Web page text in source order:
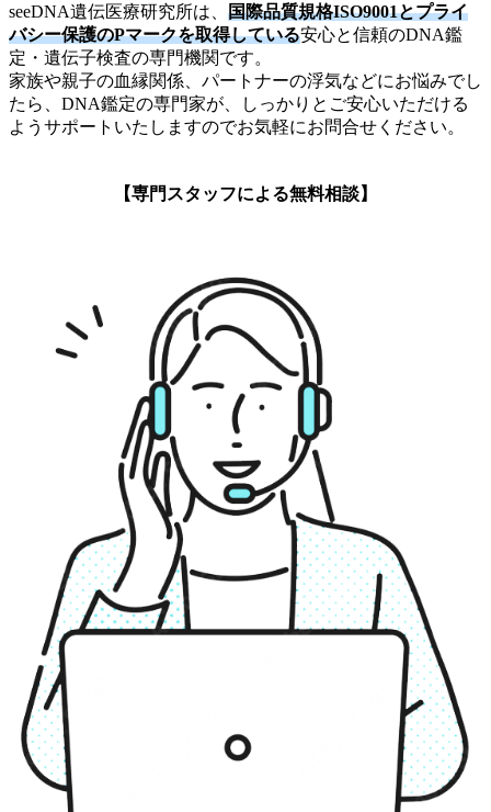
seeDNA遺伝医療研究所は、 国際品質規格ISO9001とプライ
バシー保護のPマークを取得している安心と信頼のDNA鑑
定・遺伝子検査の専門機関です。
家族や親子の血縁関係、パートナーの浮気などにお悩みでし
たら、DNA鑑定の専門家が、しっかりとご安心いただける
ようサポートいたしますのでお気軽にお問合せください。
【専門スタッフによる無料相談】